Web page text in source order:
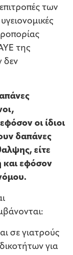
των
της
δεν
οι ίδιοι
δαπάνες
είτε
και εφόσον
σε γιατρούς
για